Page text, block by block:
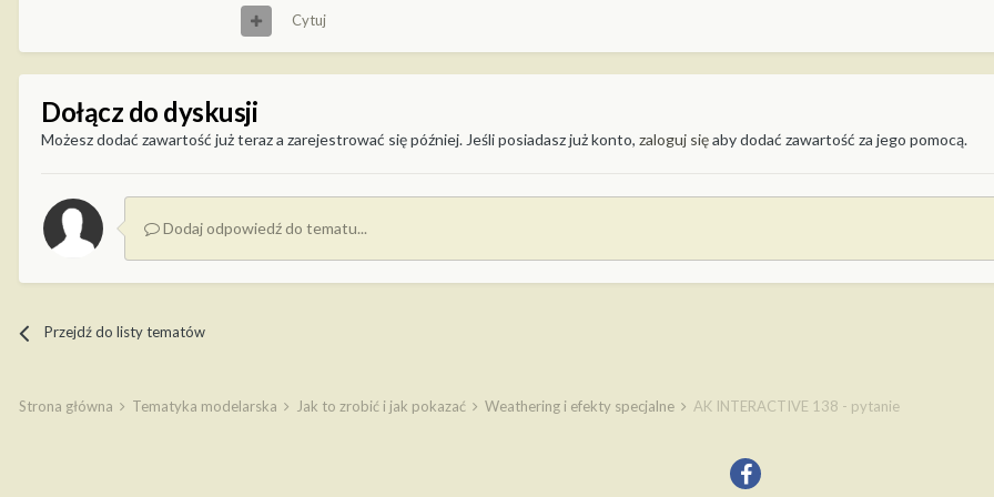
Cytuj
Dołącz do dyskusji
Możesz dodać zawartość już teraz a zarejestrować się później. Jeśli posiadasz już konto, zaloguj sięaby dodać zawartość za jego pomocą.
Dodaj odpowiedź do tematu...
Przejdź do listy tematów
Strona główna Tematyka modelarska Jak to zrobić i jak pokazać Weathering i efekty specjalne AK INTERACTIVE 138 - pytanie